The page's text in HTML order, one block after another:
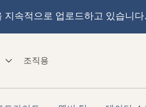
지속적으로 업로드하고 있습니다.
조직용